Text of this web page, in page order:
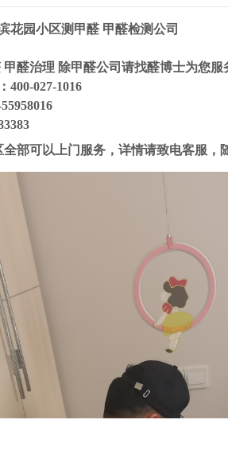
花园小区测甲醛 甲醛检测公司
甲醛治理 除甲醛公司请找醛博士为您服
400-027-1016
全部可以上门服务，详情请致电客服，